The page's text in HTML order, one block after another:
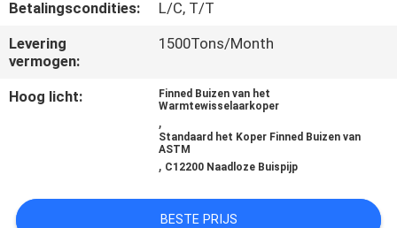
VERZOEK
OM
SITEMAP
Betalingscondities:
L/C, T/T
Levering
vermogen:
1500Tons/Month
Hoog licht:
Finned Buizen van het
Warmtewisselaarkoper
,
Standaard het Koper Finned Buizen van
ASTM
, C12200 Naadloze Buispijp
BESTE PRIJS